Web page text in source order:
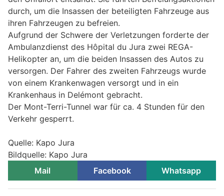
durch, um die Insassen der beteiligten Fahrzeuge aus
ihren Fahrzeugen zu befreien.
Aufgrund der Schwere der Verletzungen forderte der
Ambulanzdienst des Hôpital du Jura zwei REGA-
Helikopter an, um die beiden Insassen des Autos zu
versorgen. Der Fahrer des zweiten Fahrzeugs wurde
von einem Krankenwagen versorgt und in ein
Krankenhaus in Delémont gebracht.
Der Mont-Terri-Tunnel war für ca. 4 Stunden für den
Verkehr gesperrt.
Quelle: Kapo Jura
Bildquelle: Kapo Jura
Mail
Facebook Whatsapp